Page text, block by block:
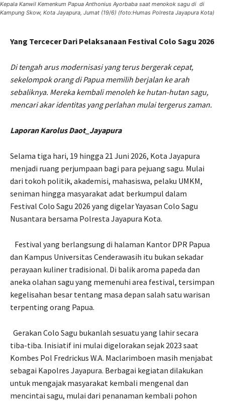
Kepala Kanwil Kemenkum Papua Anthonius Ayorbaba saat menokok sagu di di
Kampung Skow, Kota Jayapura, Jumat (19/6) (foto:Humas Polresta Jayapura Kota)
Yang Tercecer Dari Pelaksanaan Festival Colo Sagu 2026
Di tengah arus modernisasi yang terus bergerak cepat,
sekelompok orang di Papua memilih berjalan ke arah
sebaliknya. Mereka kembali menoleh ke hutan-hutan sagu,
mencari akar identitas yang perlahan mulai tergerus zaman.
Laporan Karolus Daot_Jayapura
Selama tiga hari, 19 hingga 21 Juni 2026, Kota Jayapura
menjadi ruang perjumpaan bagi para pejuang sagu. Mulai
dari tokoh politik, akademisi, mahasiswa, pelaku UMKM,
seniman hingga masyarakat adat berkumpul dalam
Festival Colo Sagu 2026 yang digelar Yayasan Colo Sagu
Nusantara bersama Polresta Jayapura Kota.
Festival yang berlangsung di halaman Kantor DPR Papua
dan Kampus Universitas Cenderawasih itu bukan sekadar
perayaan kuliner tradisional. Di balik aroma papeda dan
aneka olahan sagu yang memenuhi area festival, tersimpan
kegelisahan besar tentang masa depan salah satu warisan
terpenting orang Papua.
Gerakan Colo Sagu bukanlah sesuatu yang lahir secara
tiba-tiba. Inisiatif ini mulai digelorakan sejak 2023 saat
Kombes Pol Fredrickus W.A. Maclarimboen masih menjabat
sebagai Kapolres Jayapura. Berbagai kegiatan dilakukan
untuk mengajak masyarakat kembali mengenal dan
mencintai sagu, mulai dari penanaman kembali pohon